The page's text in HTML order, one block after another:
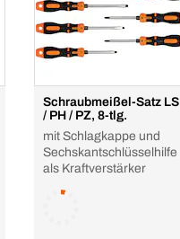
Schraubmeißel-Satz LS
/ PH / PZ, 8-tlg.
mit Schlagkappe und
Sechskantschlüsselhilfe
als Kraftverstärker